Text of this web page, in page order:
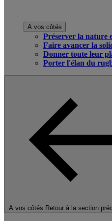
A vos côtés
Préserver la nature
Faire avancer la
Donner toute leur
Porter l'élan du
A vos côtés Retour à la section